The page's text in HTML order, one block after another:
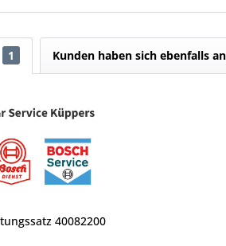
1 Kunden haben sich ebenfalls
40082200